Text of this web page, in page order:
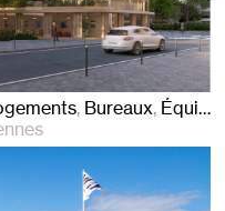
Bureaux Équipements